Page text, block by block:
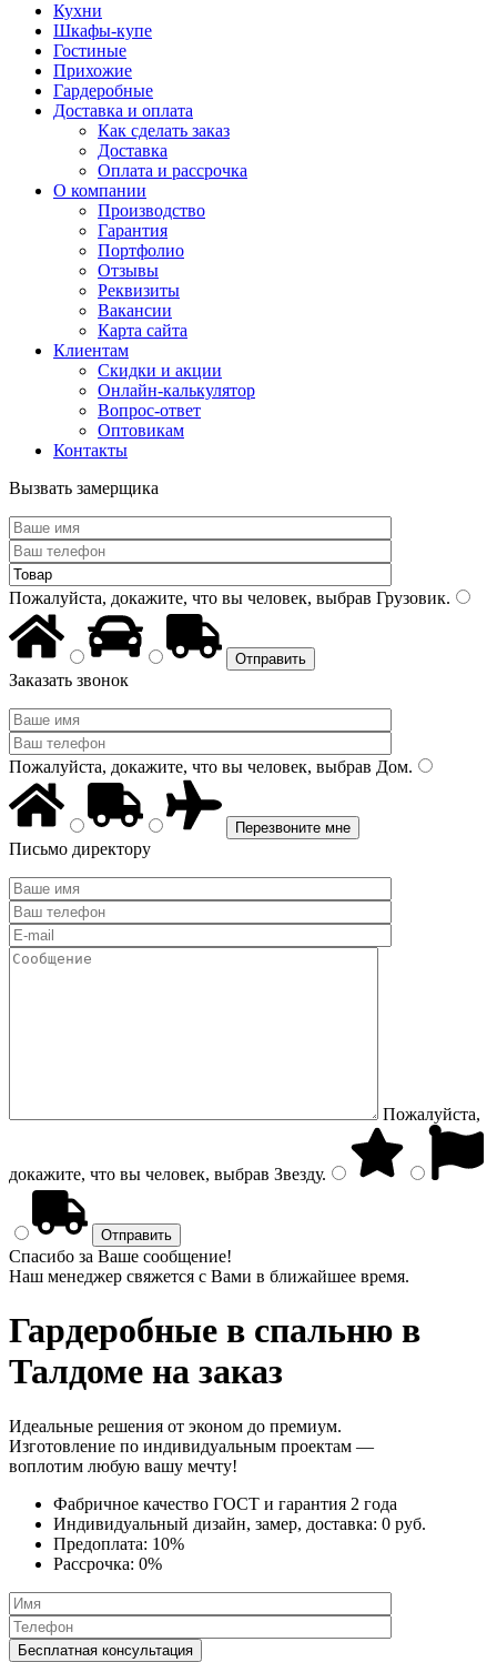
Кухни
Шкафы-купе
Гостиные
Прихожие
Гардеробные
Доставка и оплата
Как сделать заказ
Доставка
Оплата и рассрочка
О компании
Производство
Гарантия
Портфолио
Отзывы
Реквизиты
Вакансии
Карта сайта
Клиентам
Скидки и акции
Онлайн-калькулятор
Вопрос-ответ
Оптовикам
Контакты
Вызвать замерщика
Пожалуйста, докажите, что вы человек, выбрав Грузовик.
Заказать звонок
Пожалуйста, докажите, что вы человек, выбрав Дом.
Письмо директору
Пожалуйста,
докажите, что вы человек, выбрав Звезду.
Спасибо за Ваше сообщение!
Наш менеджер свяжется с Вами в ближайшее время.
Гардеробные в спальню в
Талдоме на заказ
Идеальные решения от эконом до премиум.
Изготовление по индивидуальным проектам —
воплотим любую вашу мечту!
Фабричное качество ГОСТ и гарантия 2 года
Индивидуальный дизайн, замер, доставка: 0 руб.
Предоплата: 10%
Рассрочка: 0%